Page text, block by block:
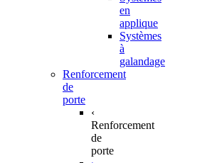
en
applique
Systèmes
à
galandage
Renforcement
de
porte
‹
Renforcement
de
porte